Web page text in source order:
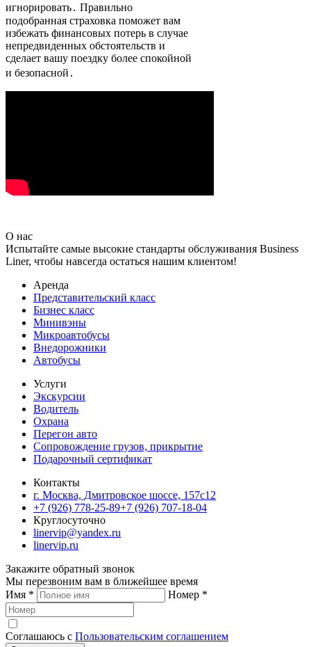
игнорировать․ Правильно
подобранная страховка поможет вам
избежать финансовых потерь в случае
непредвиденных обстоятельств и
сделает вашу поездку более спокойной
и безопасной․
О нас
Испытайте самые высокие стандарты обслуживания Business
Liner, чтобы навсегда остаться нашим клиентом!
Аренда
Представительский класс
Бизнес класс
Минивэны
Микроавтобусы
Внедорожники
Автобусы
Услуги
Экскурсии
Водитель
Охрана
Перегон авто
Сопровождение грузов, прикрытие
Подарочный сертификат
Контакты
г. Москва, Дмитровское шоссе, 157c12
+7 (926) 778-25-89+7 (926) 707-18-04
Круглосуточно
linervip@yandex.ru
linervip.ru
Закажите обратный звонок
Мы перезвоним вам в ближейшее время
Имя * Номер *
Соглашаюсь с Пользовательским соглашением